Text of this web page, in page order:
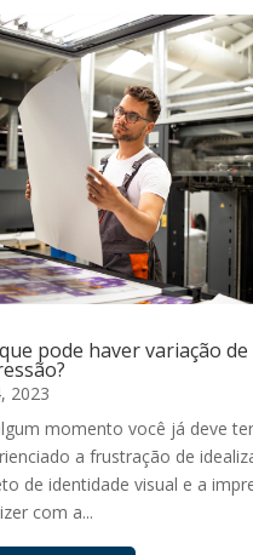
pode haver variação
2023
momento você já deve ter
a frustração de
de identidade visual e a
com a...